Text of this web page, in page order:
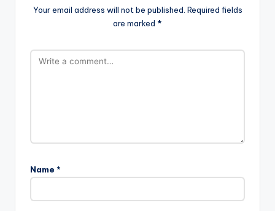
Your email address will not be published. Required fields
are marked *
Name *